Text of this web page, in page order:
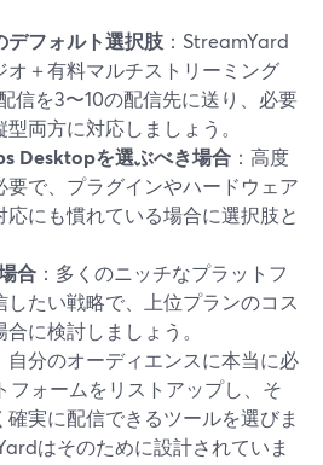
デフォルト選択肢 ：StreamYard
オ＋有料マルチストリーミング
信を3〜10の配信先に送り、必要
両方に対応しましょう。
Desktopを選ぶべき場合 ：高度
要で、プラグインやハードウェア
応にも慣れている場合に選択肢と
合 ：多くのニッチなプラットフ
したい戦略で、上位プランのコス
に検討しましょう。
自分のオーディエンスに本当に必
フォームをリストアップし、そ
確実に配信できるツールを選びま
はそのために設計されていま